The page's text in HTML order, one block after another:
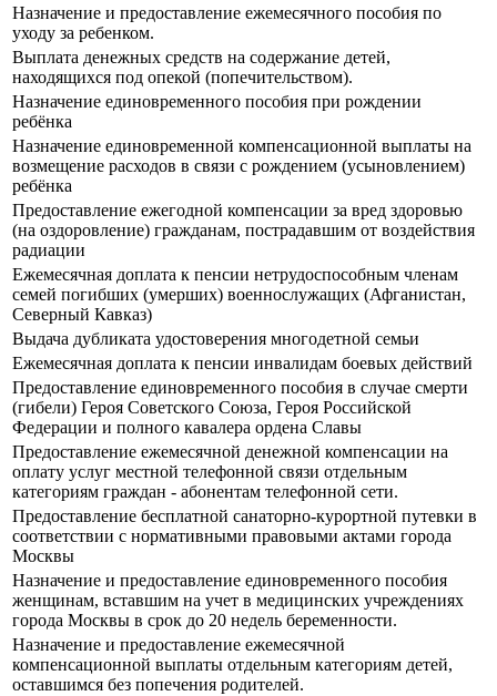
Назначение и предоставление ежемесячного пособия по
уходу за ребенком.
Выплата денежных средств на содержание детей,
находящихся под опекой (попечительством).
Назначение единовременного пособия при рождении
ребёнка
Назначение единовременной компенсационной выплаты на
возмещение расходов в связи с рождением (усыновлением)
ребёнка
Предоставление ежегодной компенсации за вред здоровью
(на оздоровление) гражданам, пострадавшим от воздействия
радиации
Ежемесячная доплата к пенсии нетрудоспособным членам
семей погибших (умерших) военнослужащих (Афганистан,
Северный Кавказ)
Выдача дубликата удостоверения многодетной семьи
Ежемесячная доплата к пенсии инвалидам боевых действий
Предоставление единовременного пособия в случае смерти
(гибели) Героя Советского Союза, Героя Российской
Федерации и полного кавалера ордена Славы
Предоставление ежемесячной денежной компенсации на
оплату услуг местной телефонной связи отдельным
категориям граждан - абонентам телефонной сети.
Предоставление бесплатной санаторно-курортной путевки в
соответствии с нормативными правовыми актами города
Москвы
Назначение и предоставление единовременного пособия
женщинам, вставшим на учет в медицинских учреждениях
города Москвы в срок до 20 недель беременности.
Назначение и предоставление ежемесячной
компенсационной выплаты отдельным категориям детей,
оставшимся без попечения родителей.